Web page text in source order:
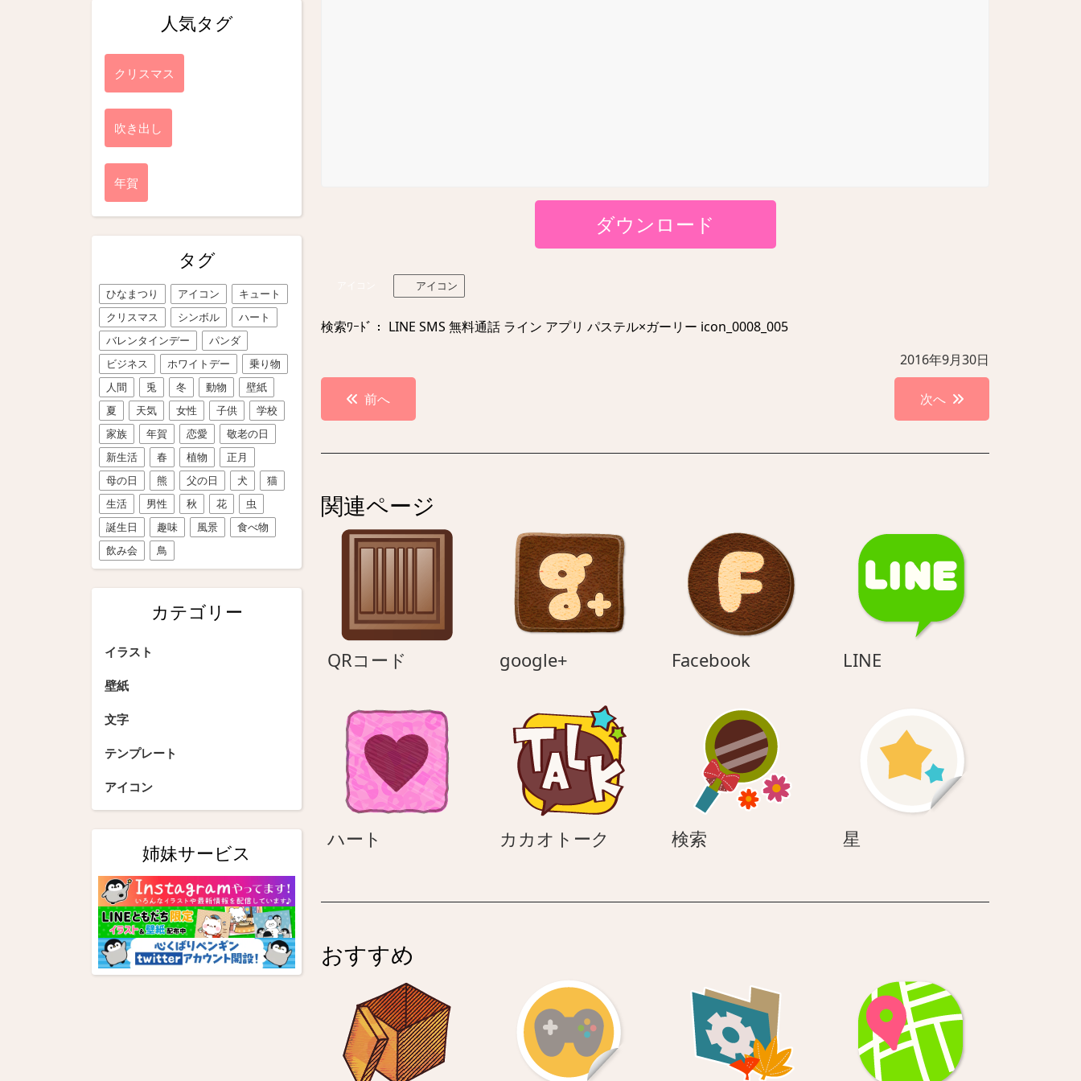
人気タグ
クリスマス
吹き出し
年賀
タグ
ひなまつり アイコン
キュート
クリスマス
シンボル
ハート
バレンタインデー
パンダ
ビジネス
ホワイトデー
乗り物
人間
兎 冬 動物
壁紙
夏
天気 女性 子供
学校
家族
年賀 恋愛
敬老の日
新生活
春 植物
正月
母の日
熊 父の日 犬
猫
生活
男性 秋 花
虫
誕生日
趣味 風景
食べ物
飲み会
鳥
カテゴリー
イラスト
壁紙
文字
テンプレート
アイコン
姉妹サービス
ダウンロード
アイコン
検索ﾜｰﾄﾞ： LINE SMS 無料通話 ライン アプリ パステル×ガーリー icon_0008_005
2016年9月30日
投
稿
ナ
ゲ
ー
ン
前へ 次へ
関連ページ
QRコード
ド
google+google+ FacebookFacebook LINE
ハート カカオトーク
ト
検索検
星
おすすめ